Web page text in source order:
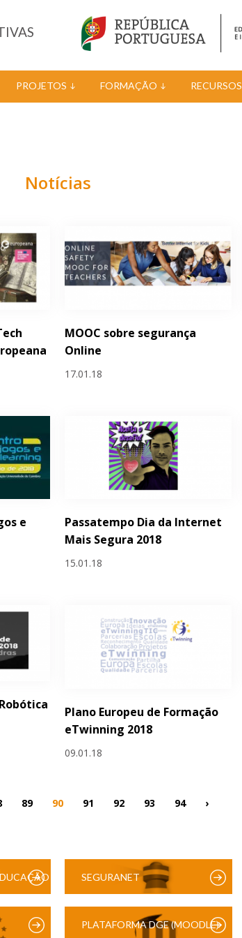
PROJETOS FORMAÇÃO RECURSOS
Notícias
MOOC sobre segurança
Online
17.01.18
e
Passatempo Dia da Internet
Mais Segura 2018
15.01.18
Plano Europeu de Formação
eTwinning 2018
09.01.18
89 90 91 92 93 94 ›
SEGURANET
PLATAFORMA DGE (MOODLE)